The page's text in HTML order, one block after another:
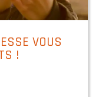
VOUS
!